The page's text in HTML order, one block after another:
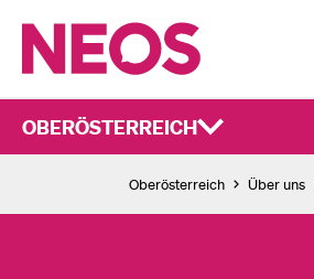
OBERÖSTERREICH
Oberösterreich Über uns